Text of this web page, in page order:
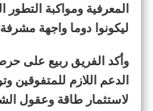
المعرفية ومواكبة التطور
ليكونوا دوما واجهة
وأكد الفريق ربيع على
الدعم اللازم للمتفوقين
لاستثمار طاقة وعقول